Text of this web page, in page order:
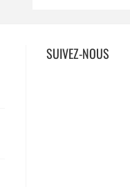
SUIVEZ-NOUS